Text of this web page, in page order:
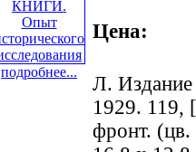
подробнее...
Цена:
Л.
1929. 119,
фронт. (цв.